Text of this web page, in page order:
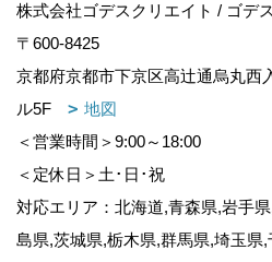
株式会社ゴデスクリエイト / ゴデ
〒600-8425
京都府京都市下京区高辻通烏丸西
ル5F
地図
＜営業時間＞9:00～18:00
＜定休日＞土･日･祝
対応エリア：北海道,青森県,岩手
島県,茨城県,栃木県,群馬県,埼玉県